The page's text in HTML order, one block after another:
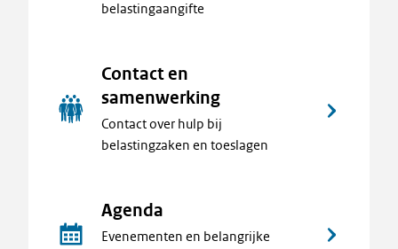
belastingaangifte
Contact en
samenwerking
Contact over hulp bij
belastingzaken en toeslagen
Agenda
Evenementen en belangrijke